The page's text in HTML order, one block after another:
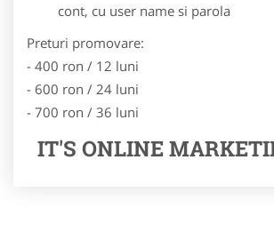
cont, cu user name si parola
Preturi promovare:
- 400 ron / 12 luni
- 600 ron / 24 luni
- 700 ron / 36 luni
IT'S ONLINE